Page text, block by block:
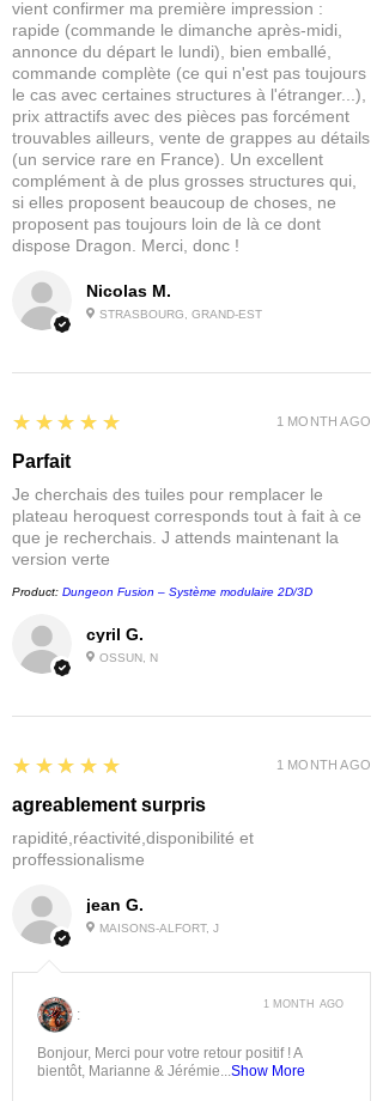
Nicolas M.
STRASBOURG, GRAND-EST
vient confirmer ma première impression :
rapide (commande le dimanche après-midi,
annonce du départ le lundi), bien emballé,
commande complète (ce qui n'est pas toujours
le cas avec certaines structures à l'étranger...),
prix attractifs avec des pièces pas forcément
trouvables ailleurs, vente de grappes au détails
(un service rare en France). Un excellent
complément à de plus grosses structures qui,
si elles proposent beaucoup de choses, ne
proposent pas toujours loin de là ce dont
dispose Dragon. Merci, donc !
cyril G.
OSSUN, N
5
★★★★★
Parfait
Je cherchais des tuiles pour remplacer le
plateau heroquest corresponds tout à fait à ce
que je recherchais. J attends maintenant la
version verte
Product: Dungeon Fusion – Système modulaire 2D/3D
1 MONTH AGO
jean G.
MAISONS-ALFORT, J
5
★★★★★
agreablement surpris
rapidité,réactivité,disponibilité et
proffessionalisme
1 MONTH AGO
:
Bonjour, Merci pour votre retour positif ! A
bientôt, Marianne & Jérémie...Show More
1 MONTH AGO